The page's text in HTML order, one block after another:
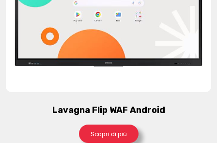
Lavagna Flip WAF Android
Scopri di più